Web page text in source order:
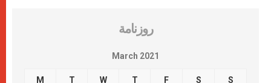
روزنامة
March 2021
M T W T F S S